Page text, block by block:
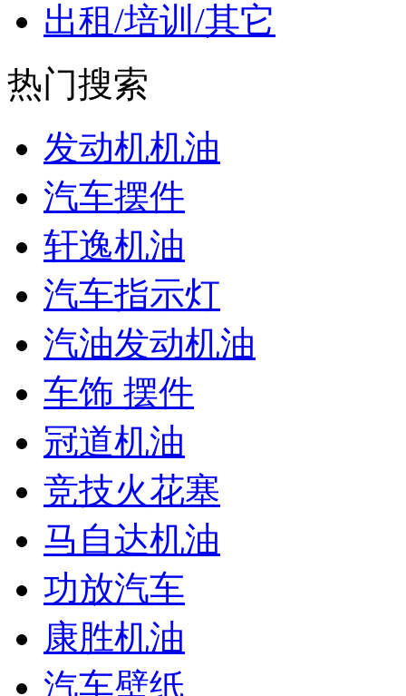
出租/培训/其它
热门搜索
发动机机油
汽车摆件
轩逸机油
汽车指示灯
汽油发动机油
车饰 摆件
冠道机油
竞技火花塞
马自达机油
功放汽车
康胜机油
汽车壁纸